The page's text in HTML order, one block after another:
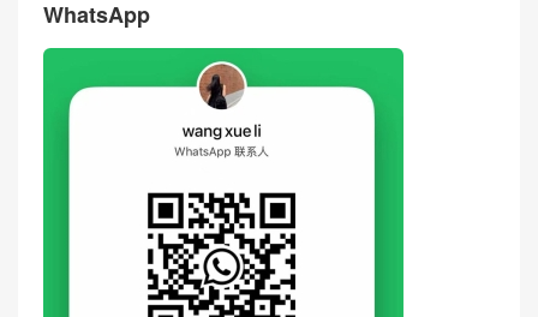
评论
評論前必須登入！